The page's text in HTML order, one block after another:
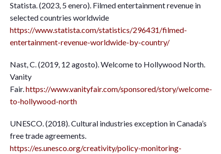
Statista. (2023, 5 enero). Filmed entertainment revenue in
selected countries worldwide
https://www.statista.com/statistics/296431/filmed-
entertainment-revenue-worldwide-by-country/
Nast, C. (2019, 12 agosto). Welcome to Hollywood North.
Vanity
Fair.https://www.vanityfair.com/sponsored/story/welcome-
to-hollywood-north
UNESCO. (2018). Cultural industries exception in Canada’s
free trade agreements.
https://es.unesco.org/creativity/policy-monitoring-